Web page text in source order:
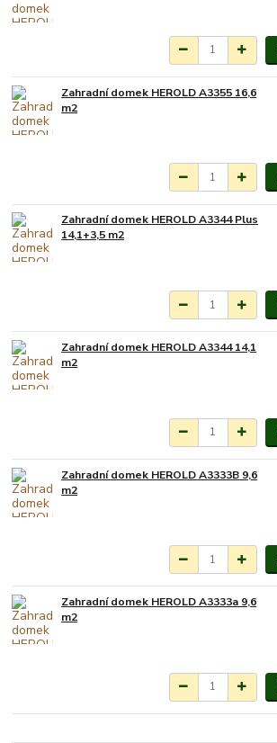
Zahradní domek HEROLD A3355 16,6
m2
Zahradní domek HEROLD A3344 Plus
14,1+3,5 m2
Zahradní domek HEROLD A3344 14,1
m2
Zahradní domek HEROLD A3333B 9,6
m2
Zahradní domek HEROLD A3333a 9,6
m2